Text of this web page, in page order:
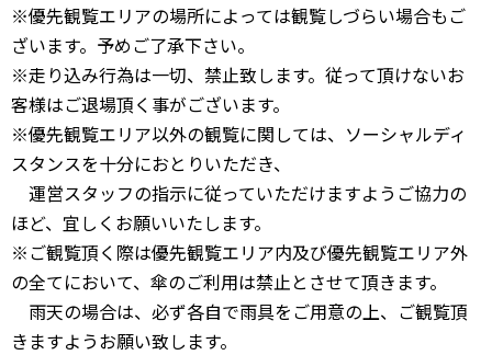
※優先観覧エリアの場所によっては観覧しづらい場合もご
ざいます。予めご了承下さい。
※走り込み行為は一切、禁止致します。従って頂けないお
客様はご退場頂く事がございます。
※優先観覧エリア以外の観覧に関しては、ソーシャルディ
スタンスを十分におとりいただき、
運営スタッフの指示に従っていただけますようご協力の
ほど、宜しくお願いいたします。
※ご観覧頂く際は優先観覧エリア内及び優先観覧エリア外
の全てにおいて、傘のご利用は禁止とさせて頂きます。
雨天の場合は、必ず各自で雨具をご用意の上、ご観覧頂
きますようお願い致します。